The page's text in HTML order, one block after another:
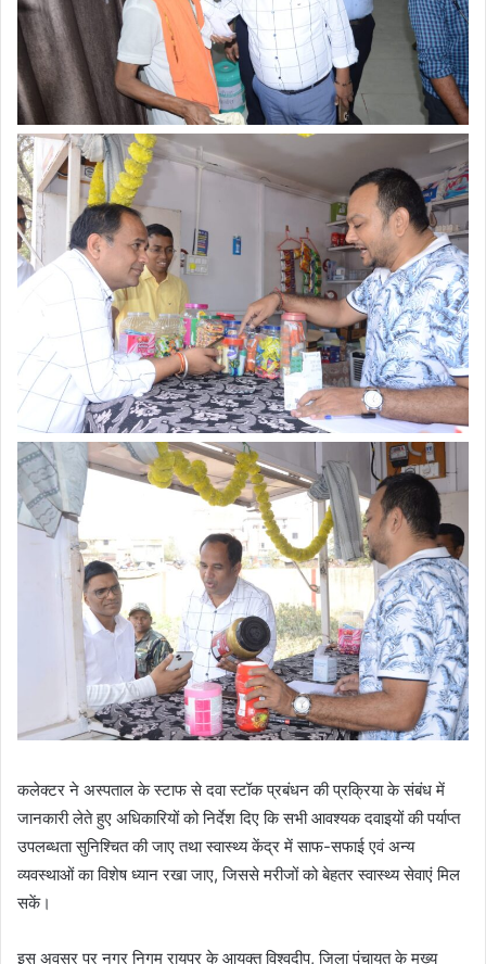
कलेक्टर ने अस्पताल के स्टाफ से दवा स्टॉक प्रबंधन की प्रक्रिया के संबंध में
जानकारी लेते हुए अधिकारियों को निर्देश दिए कि सभी आवश्यक दवाइयों की पर्याप्त
उपलब्धता सुनिश्चित की जाए तथा स्वास्थ्य केंद्र में साफ-सफाई एवं अन्य
व्यवस्थाओं का विशेष ध्यान रखा जाए, जिससे मरीजों को बेहतर स्वास्थ्य सेवाएं मिल
सकें।
इस अवसर पर नगर निगम रायपुर के आयुक्त विश्वदीप, जिला पंचायत के मुख्य